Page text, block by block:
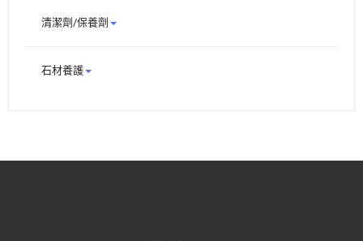
清潔劑/保養劑
石材養護